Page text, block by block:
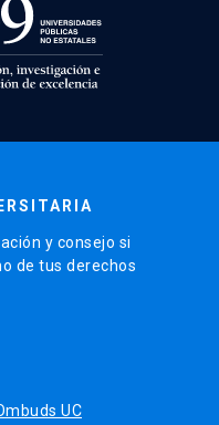
y consejo si
de tus derechos
UC